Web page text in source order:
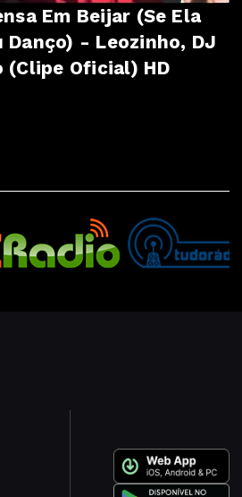
Em Beijar (Se Ela
Danço) - Leozinho, DJ
(Clipe Oficial) HD